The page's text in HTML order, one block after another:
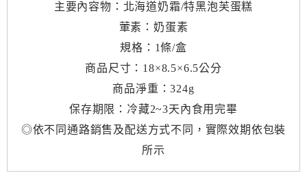
主要內容物：北海道奶霜/特黑泡芙蛋糕
葷素：奶蛋素
規格：1條/盒
商品尺寸：18×8.5×6.5公分
商品淨重：324g
保存期限：冷藏2~3天內食用完畢
◎依不同通路銷售及配送方式不同，實際效期依包裝
所示